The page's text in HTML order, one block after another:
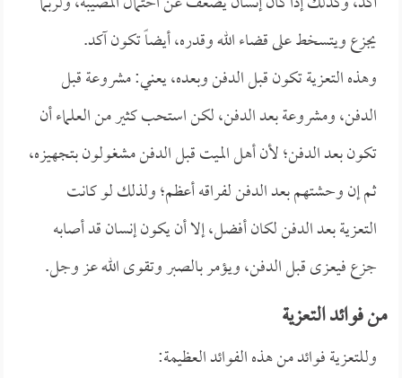
يجزع ويتسخط على قضاء الله وقدره، أيضاً تكون آكد.
وهذه التعزية تكون قبل الدفن وبعده، يعني: مشروعة قبل
الدفن، ومشروعة بعد الدفن، لكن استحب كثير من العلماء أن
تكون بعد الدفن؛ لأن أهل الميت قبل الدفن مشغولون بتجهيزه،
ثم إن وحشتهم بعد الدفن لفراقه أعظم؛ ولذلك لو كانت
التعزية بعد الدفن لكان أفضل، إلا أن يكون إنسان قد أصابه
جزع فيعزى قبل الدفن، ويؤمر بالصبر وتقوى الله عز وجل.
من فوائد التعزية
وللتعزية فوائد من هذه الفوائد العظيمة: